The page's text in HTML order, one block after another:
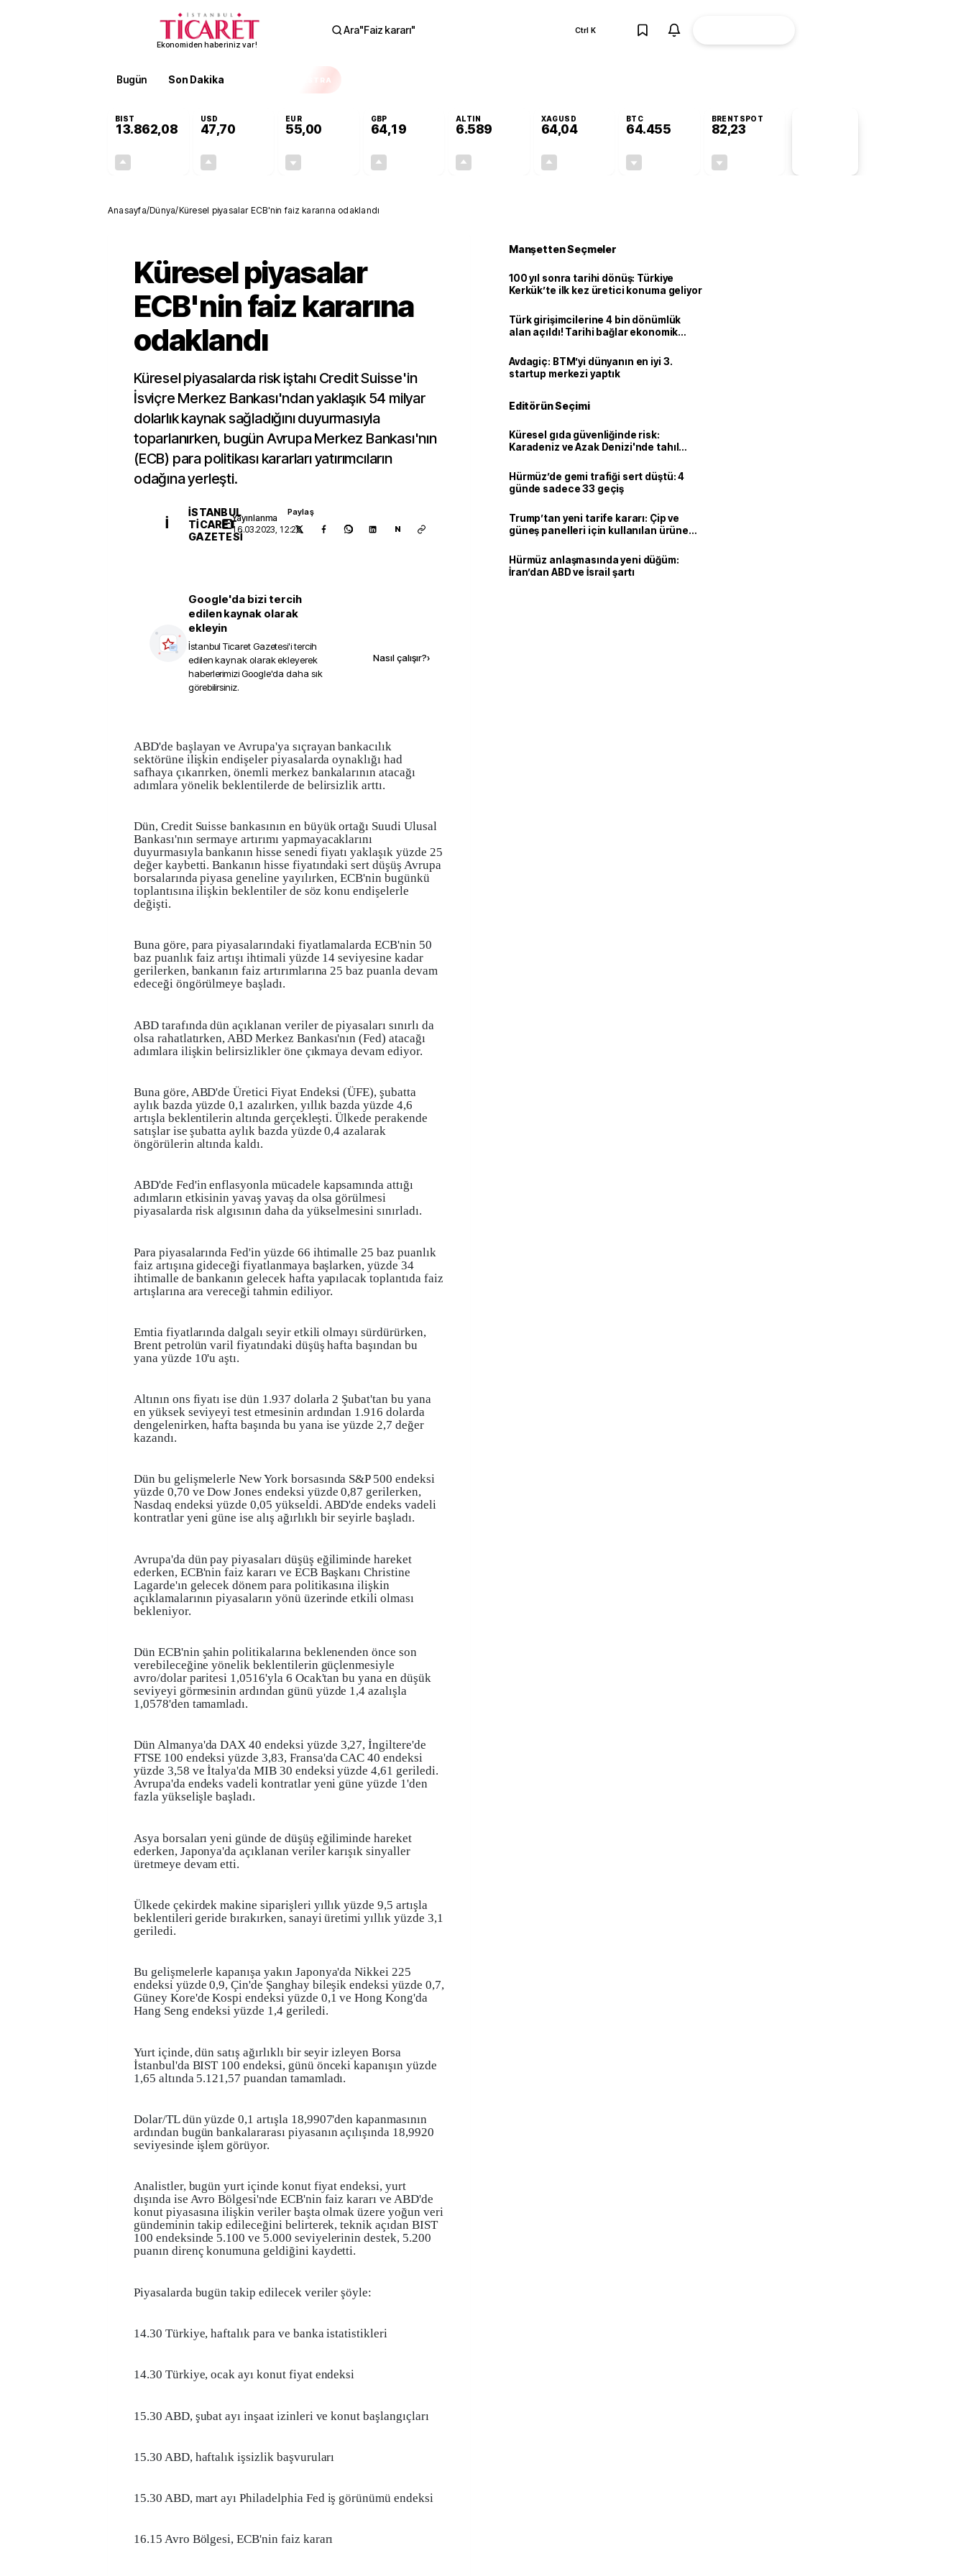
Ekonomiden haberiniz var!
Ara"Faiz kararı" Ctrl K
Bugün Son Dakika EKSTRA
BIST
13.862,08
USD
47,70
EUR
55,00
GBP
64,19
ALTIN
6.589
XAGUSD
64,04
BTC
64.455
BRENTSPOT
82,23
Anasayfa/Dünya/Küresel piyasalar ECB'nin faiz kararına odaklandı
Küresel piyasalar
ECB'nin faiz kararına
odaklandı
Küresel piyasalarda risk iştahı Credit Suisse'in
İsviçre Merkez Bankası'ndan yaklaşık 54 milyar
dolarlık kaynak sağladığını duyurmasıyla
toparlanırken, bugün Avrupa Merkez Bankası'nın
(ECB) para politikası kararları yatırımcıların
odağına yerleşti.
İ
İSTANBUL
TICARET
GAZETESI
Yayınlanma
16.03.2023, 12:26
Paylaş
N
Google'da bizi tercih
edilen kaynak olarak
ekleyin
İstanbul Ticaret Gazetesi'i tercih
edilen kaynak olarak ekleyerek
haberlerimizi Google'da daha sık
görebilirsiniz.
Nasıl çalışır?›
ABD'de başlayan ve Avrupa'ya sıçrayan bankacılık
sektörüne ilişkin endişeler piyasalarda oynaklığı had
safhaya çıkarırken, önemli merkez bankalarının atacağı
adımlara yönelik beklentilerde de belirsizlik arttı.
Dün, Credit Suisse bankasının en büyük ortağı Suudi Ulusal
Bankası'nın sermaye artırımı yapmayacaklarını
duyurmasıyla bankanın hisse senedi fiyatı yaklaşık yüzde 25
değer kaybetti. Bankanın hisse fiyatındaki sert düşüş Avrupa
borsalarında piyasa geneline yayılırken, ECB'nin bugünkü
toplantısına ilişkin beklentiler de söz konu endişelerle
değişti.
Buna göre, para piyasalarındaki fiyatlamalarda ECB'nin 50
baz puanlık faiz artışı ihtimali yüzde 14 seviyesine kadar
gerilerken, bankanın faiz artırımlarına 25 baz puanla devam
edeceği öngörülmeye başladı.
ABD tarafında dün açıklanan veriler de piyasaları sınırlı da
olsa rahatlatırken, ABD Merkez Bankası'nın (Fed) atacağı
adımlara ilişkin belirsizlikler öne çıkmaya devam ediyor.
Buna göre, ABD'de Üretici Fiyat Endeksi (ÜFE), şubatta
aylık bazda yüzde 0,1 azalırken, yıllık bazda yüzde 4,6
artışla beklentilerin altında gerçekleşti. Ülkede perakende
satışlar ise şubatta aylık bazda yüzde 0,4 azalarak
öngörülerin altında kaldı.
ABD'de Fed'in enflasyonla mücadele kapsamında attığı
adımların etkisinin yavaş yavaş da olsa görülmesi
piyasalarda risk algısının daha da yükselmesini sınırladı.
Para piyasalarında Fed'in yüzde 66 ihtimalle 25 baz puanlık
faiz artışına gideceği fiyatlanmaya başlarken, yüzde 34
ihtimalle de bankanın gelecek hafta yapılacak toplantıda faiz
artışlarına ara vereceği tahmin ediliyor.
Emtia fiyatlarında dalgalı seyir etkili olmayı sürdürürken,
Brent petrolün varil fiyatındaki düşüş hafta başından bu
yana yüzde 10'u aştı.
Altının ons fiyatı ise dün 1.937 dolarla 2 Şubat'tan bu yana
en yüksek seviyeyi test etmesinin ardından 1.916 dolarda
dengelenirken, hafta başında bu yana ise yüzde 2,7 değer
kazandı.
Dün bu gelişmelerle New York borsasında S&P 500 endeksi
yüzde 0,70 ve Dow Jones endeksi yüzde 0,87 gerilerken,
Nasdaq endeksi yüzde 0,05 yükseldi. ABD'de endeks vadeli
kontratlar yeni güne ise alış ağırlıklı bir seyirle başladı.
Avrupa'da dün pay piyasaları düşüş eğiliminde hareket
ederken, ECB'nin faiz kararı ve ECB Başkanı Christine
Lagarde'ın gelecek dönem para politikasına ilişkin
açıklamalarının piyasaların yönü üzerinde etkili olması
bekleniyor.
Dün ECB'nin şahin politikalarına beklenenden önce son
verebileceğine yönelik beklentilerin güçlenmesiyle
avro/dolar paritesi 1,0516'yla 6 Ocak'tan bu yana en düşük
seviyeyi görmesinin ardından günü yüzde 1,4 azalışla
1,0578'den tamamladı.
Dün Almanya'da DAX 40 endeksi yüzde 3,27, İngiltere'de
FTSE 100 endeksi yüzde 3,83, Fransa'da CAC 40 endeksi
yüzde 3,58 ve İtalya'da MIB 30 endeksi yüzde 4,61 geriledi.
Avrupa'da endeks vadeli kontratlar yeni güne yüzde 1'den
fazla yükselişle başladı.
Asya borsaları yeni günde de düşüş eğiliminde hareket
ederken, Japonya'da açıklanan veriler karışık sinyaller
üretmeye devam etti.
Ülkede çekirdek makine siparişleri yıllık yüzde 9,5 artışla
beklentileri geride bırakırken, sanayi üretimi yıllık yüzde 3,1
geriledi.
Bu gelişmelerle kapanışa yakın Japonya'da Nikkei 225
endeksi yüzde 0,9, Çin'de Şanghay bileşik endeksi yüzde 0,7,
Güney Kore'de Kospi endeksi yüzde 0,1 ve Hong Kong'da
Hang Seng endeksi yüzde 1,4 geriledi.
Yurt içinde, dün satış ağırlıklı bir seyir izleyen Borsa
İstanbul'da BIST 100 endeksi, günü önceki kapanışın yüzde
1,65 altında 5.121,57 puandan tamamladı.
Dolar/TL dün yüzde 0,1 artışla 18,9907'den kapanmasının
ardından bugün bankalararası piyasanın açılışında 18,9920
seviyesinde işlem görüyor.
Analistler, bugün yurt içinde konut fiyat endeksi, yurt
dışında ise Avro Bölgesi'nde ECB'nin faiz kararı ve ABD'de
konut piyasasına ilişkin veriler başta olmak üzere yoğun veri
gündeminin takip edileceğini belirterek, teknik açıdan BIST
100 endeksinde 5.100 ve 5.000 seviyelerinin destek, 5.200
puanın direnç konumuna geldiğini kaydetti.
Piyasalarda bugün takip edilecek veriler şöyle:
14.30 Türkiye, haftalık para ve banka istatistikleri
14.30 Türkiye, ocak ayı konut fiyat endeksi
15.30 ABD, şubat ayı inşaat izinleri ve konut başlangıçları
15.30 ABD, haftalık işsizlik başvuruları
15.30 ABD, mart ayı Philadelphia Fed iş görünümü endeksi
16.15 Avro Bölgesi, ECB'nin faiz kararı
Manşetten Seçmeler
100 yıl sonra tarihi dönüş: Türkiye
Kerkük’te ilk kez üretici konuma geliyor
Türk girişimcilerine 4 bin dönümlük
alan açıldı! Tarihi bağlar ekonomik
Avdagiç: BTM’yi dünyanın en iyi 3.
startup merkezi yaptık
Editörün Seçimi
Küresel gıda güvenliğinde risk:
Karadeniz ve Azak Denizi'nde tahıl
Hürmüz’de gemi trafiği sert düştü: 4
günde sadece 33 geçiş
Trump’tan yeni tarife kararı: Çip ve
güneş panelleri için kullanılan ürüne
Hürmüz anlaşmasında yeni düğüm:
İran’dan ABD ve İsrail şartı